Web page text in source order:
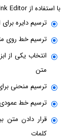
با استفاده از Ink Editor می‌توانید امور زیر را به سادگی انجام بدهید:
ترسیم دایره
ترسیم خط روی
انتخاب یکی از
متن
ترسیم منحنی
ترسیم خط عمودی
قرار دادن متن
کلمات